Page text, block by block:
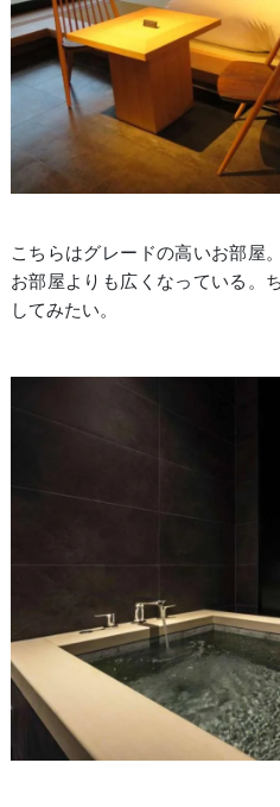
こちらはグレードの高いお部屋
お部屋よりも広くなっている。
してみたい。